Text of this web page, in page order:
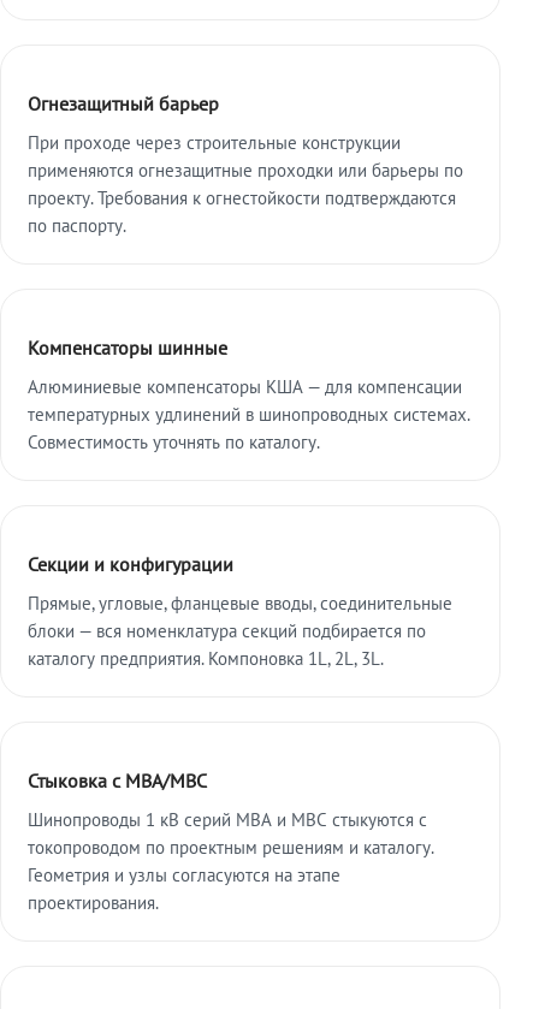
Огнезащитный барьер
При проходе через строительные конструкции
применяются огнезащитные проходки или барьеры по
проекту. Требования к огнестойкости подтверждаются
по паспорту.
Компенсаторы шинные
Алюминиевые компенсаторы КША — для компенсации
температурных удлинений в шинопроводных системах.
Совместимость уточнять по каталогу.
Секции и конфигурации
Прямые, угловые, фланцевые вводы, соединительные
блоки — вся номенклатура секций подбирается по
каталогу предприятия. Компоновка 1L, 2L, 3L.
Стыковка с МВА/МВС
Шинопроводы 1 кВ серий МВА и МВС стыкуются с
токопроводом по проектным решениям и каталогу.
Геометрия и узлы согласуются на этапе
проектирования.